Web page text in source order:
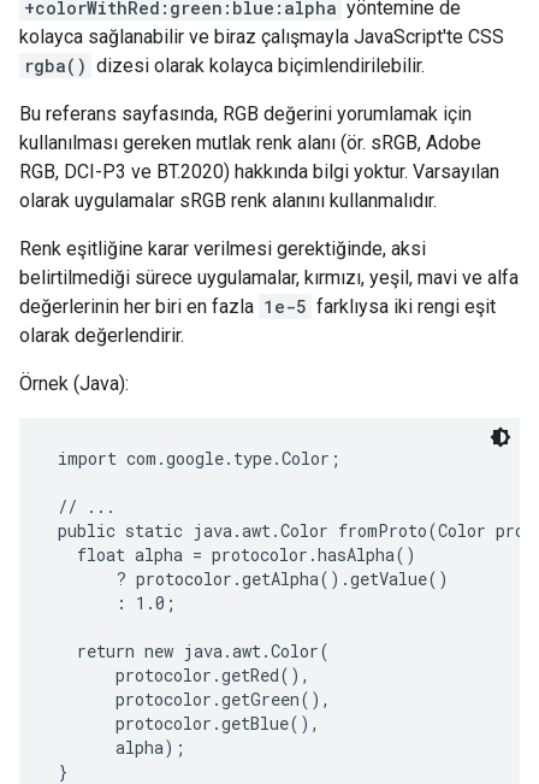
+colorWithRed:green:blue:alpha yöntemine de
kolayca sağlanabilir ve biraz çalışmayla JavaScript'te CSS
rgba() dizesi olarak kolayca biçimlendirilebilir.
Bu referans sayfasında, RGB değerini yorumlamak için
kullanılması gereken mutlak renk alanı (ör. sRGB, Adobe
RGB, DCI-P3 ve BT.2020) hakkında bilgi yoktur. Varsayılan
olarak uygulamalar sRGB renk alanını kullanmalıdır.
Renk eşitliğine karar verilmesi gerektiğinde, aksi
belirtilmediği sürece uygulamalar, kırmızı, yeşil, mavi ve alfa
değerlerinin her biri en fazla 1e-5 farklıysa iki rengi eşit
olarak değerlendirir.
Örnek (Java):
import com.google.type.Color;
// ...
public static java.awt.Color fromProto(Color
   float alpha = protocolor.hasAlpha()
       ? protocolor.getAlpha().getValue()
       : 1.0;
   return new java.awt.Color(
       protocolor.getRed(),
       protocolor.getGreen(),
       protocolor.getBlue(),
       alpha);
}